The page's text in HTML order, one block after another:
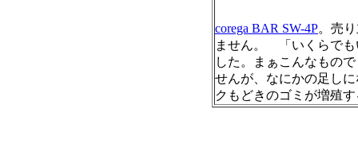
corega BAR SW-4P。売
ません。 「いくらでも
した。まぁこんなもの
せんが、なにかの足し
クもどきのゴミが増殖